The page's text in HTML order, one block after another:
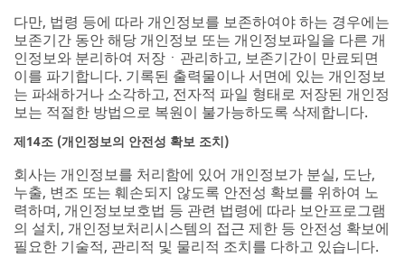
다만, 법령 등에 따라 개인정보를 보존하여야 하는 경우에는
보존기간 동안 해당 개인정보 또는 개인정보파일을 다른 개
인정보와 분리하여 저장ㆍ관리하고, 보존기간이 만료되면
이를 파기합니다. 기록된 출력물이나 서면에 있는 개인정보
는 파쇄하거나 소각하고, 전자적 파일 형태로 저장된 개인정
보는 적절한 방법으로 복원이 불가능하도록 삭제합니다.
제14조 (개인정보의 안전성 확보 조치)
회사는 개인정보를 처리함에 있어 개인정보가 분실, 도난,
누출, 변조 또는 훼손되지 않도록 안전성 확보를 위하여 노
력하며, 개인정보보호법 등 관련 법령에 따라 보안프로그램
의 설치, 개인정보처리시스템의 접근 제한 등 안전성 확보에
필요한 기술적, 관리적 및 물리적 조치를 다하고 있습니다.